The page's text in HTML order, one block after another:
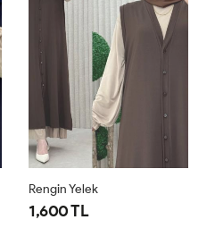
Rengin Yelek
1,600 TL